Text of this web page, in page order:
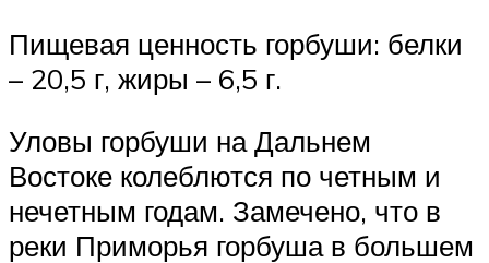
Пищевая ценность горбуши: белки
– 20,5 г, жиры – 6,5 г.
Уловы горбуши на Дальнем
Востоке колеблются по четным и
нечетным годам. Замечено, что в
реки Приморья горбуша в большем